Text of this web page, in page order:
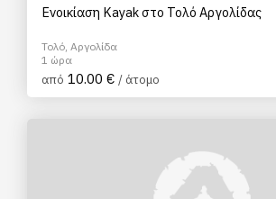
Ενοικίαση Kayak στο Τολό Αργολίδας
Τολό, Αργολίδα
1 ώρα
από 10.00 € / άτομο